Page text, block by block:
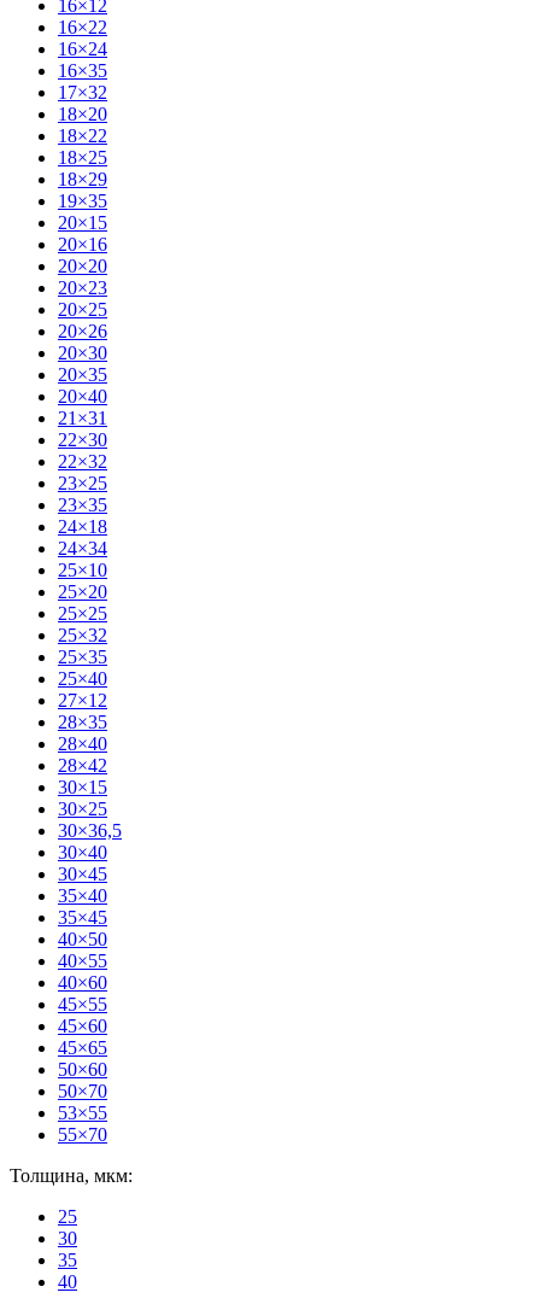
16×12
16×22
16×24
16×35
17×32
18×20
18×22
18×25
18×29
19×35
20×15
20×16
20×20
20×23
20×25
20×26
20×30
20×35
20×40
21×31
22×30
22×32
23×25
23×35
24×18
24×34
25×10
25×20
25×25
25×32
25×35
25×40
27×12
28×35
28×40
28×42
30×15
30×25
30×36,5
30×40
30×45
35×40
35×45
40×50
40×55
40×60
45×55
45×60
45×65
50×60
50×70
53×55
55×70
Толщина, мкм:
25
30
35
40